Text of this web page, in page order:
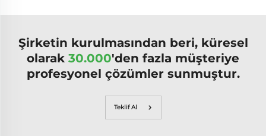
Şirketin kurulmasından beri, küresel
olarak 30.000'den fazla müşteriye
profesyonel çözümler sunmuştur.
Teklif Al